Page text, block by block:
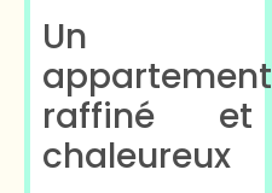
Un
appartement
raffiné et
chaleureux